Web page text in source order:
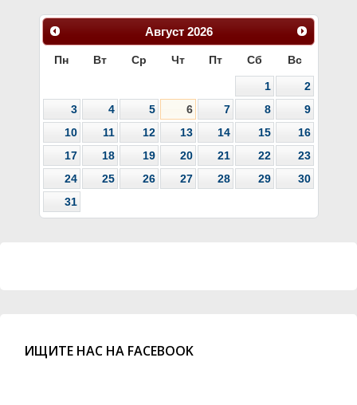
Август 2026
Пн Вт Ср Чт Пт Сб Вс
1
2
3
4 5 6 7 8
9
10
11 12 13 14 15
16
17
18 19 20 21 22
23
24
25 26 27 28 29
30
31
ИЩИТЕ НАС НА FACEBOOK